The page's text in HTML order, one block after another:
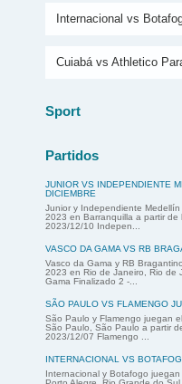
Internacional vs
Cuiabá vs Athletico
Sport
Partidos
JUNIOR VS INDEPENDIENTE
DICIEMBRE
Junior y Independiente
2023 en Barranquilla a partir
2023/12/10 Indepen...
VASCO DA GAMA VS RB
Vasco da Gama y RB
2023 en Rio de Janeiro, Rio de
Gama Finalizado 2 -...
SÃO PAULO VS FLAMENGO
São Paulo y Flamengo juegan
São Paulo, São Paulo a partir
2023/12/07 Flamengo ...
INTERNACIONAL VS
Internacional y Botafogo